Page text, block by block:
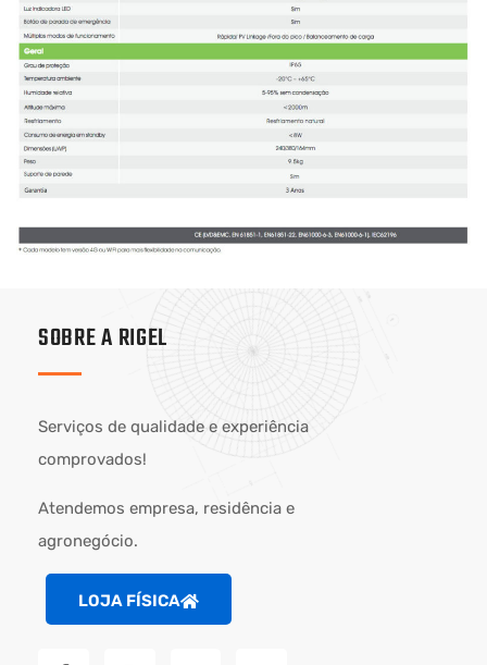
SOBRE A RIGEL
Serviços de qualidade e experiência
comprovados!
Atendemos empresa, residência e
agronegócio.
LOJA FÍSICA